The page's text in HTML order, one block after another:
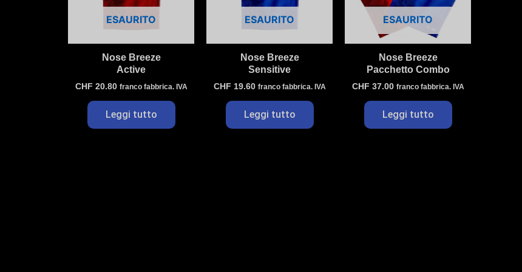
ESAURITO
Nose Breeze
Active
CHF 20.80 franco fabbrica. IVA
Leggi tutto
ESAURITO
Nose Breeze
Sensitive
CHF 19.60 franco fabbrica. IVA
Leggi tutto
ESAURITO
Nose Breeze
Pacchetto Combo
CHF 37.00 franco fabbrica. IVA
Leggi tutto